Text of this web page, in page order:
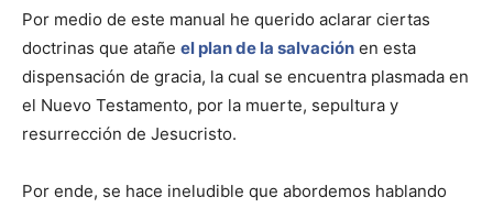
Por medio de este manual he querido aclarar ciertas
doctrinas que atañe el plan de la salvación en esta
dispensación de gracia, la cual se encuentra plasmada en
el Nuevo Testamento, por la muerte, sepultura y
resurrección de Jesucristo.
Por ende, se hace ineludible que abordemos hablando